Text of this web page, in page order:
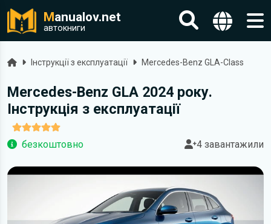
Manualov.net
автокниги
ГоловнаІнструкції з експлуатації Mercedes-Benz GLA-Class
Mercedes-Benz GLA 2024 року.
Інструкція з експлуатації
безкоштовно 4 завантажили